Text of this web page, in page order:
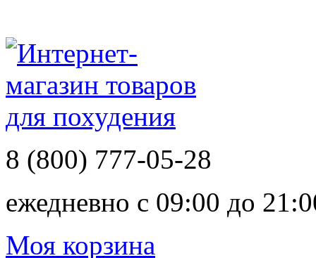
8 (800) 777-05-28
ежедневно с 09:00 до
Моя корзина